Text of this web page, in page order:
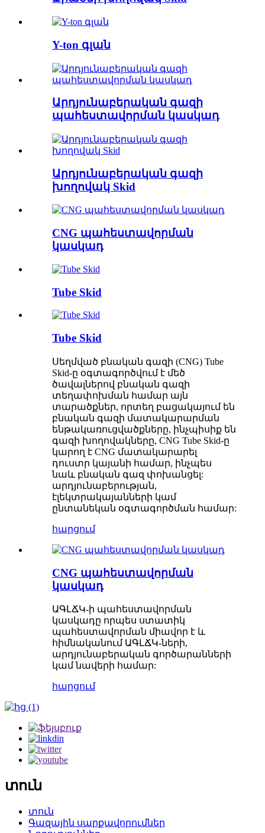
Y-ton գլան
Արդյունաբերական գազի
պահեստավորման կասկադ
Արդյունաբերական գազի
խողովակ Skid
CNG պահեստավորման
կասկադ
Tube Skid
Tube Skid
Սեղմված բնական գազի (CNG) Tube
Skid-ը օգտագործվում է մեծ
ծավալներով բնական գազի
տեղափոխման համար այն
տարածքներ, որտեղ բացակայում են
բնական գազի մատակարարման
ենթակառուցվածքները, ինչպիսիք են
գազի խողովակները, CNG Tube Skid-ը
կարող է CNG մատակարարել
դուստր կայանի համար, ինչպես
նաև բնական գազ փոխանցել:
արդյունաբերության,
էլեկտրակայանների կամ
ընտանեկան օգտագործման համար:
հարցում
CNG պահեստավորման
կասկադ
ԱԳԼՃԿ-ի պահեստավորման
կասկադը որպես ստատիկ
պահեստավորման միավոր է և
հիմնականում ԱԳԼՃԿ-ների,
արդյունաբերական գործարանների
կամ նավերի համար:
հարցում
տուն
տուն
Գազային սարքավորումներ